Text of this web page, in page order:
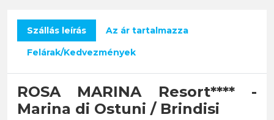
Szállás leírás
Az ár tartalmazza
Felárak/Kedvezmények
ROSA MARINA Resort**** -
Marina di Ostuni / Brindisi